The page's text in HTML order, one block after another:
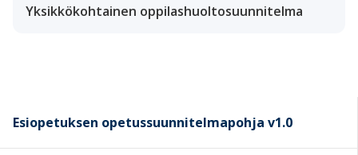
Yksikkökohtainen oppilashuoltosuunnitelma
Esiopetuksen opetussuunnitelmapohja v1.0